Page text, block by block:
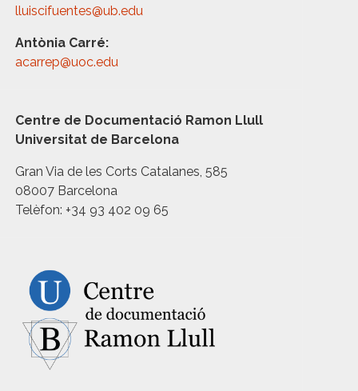
lluiscifuentes@ub.edu
Antònia Carré:
acarrep@uoc.edu
Centre de Documentació Ramon Llull
Universitat de Barcelona
Gran Via de les Corts Catalanes, 585
08007 Barcelona
Telèfon: +34 93 402 09 65